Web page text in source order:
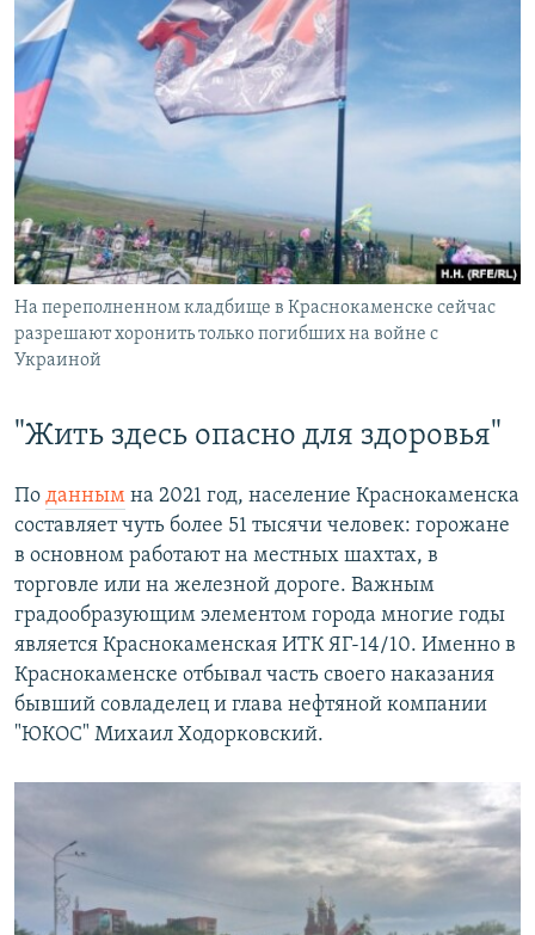
На переполненном кладбище в Краснокаменске сейчас
разрешают хоронить только погибших на войне с
Украиной
"Жить здесь опасно для здоровья"
По данным на 2021 год, население Краснокаменска
составляет чуть более 51 тысячи человек: горожане
в основном работают на местных шахтах, в
торговле или на железной дороге. Важным
градообразующим элементом города многие годы
является Краснокаменская ИТК ЯГ-14/10. Именно в
Краснокаменске отбывал часть своего наказания
бывший совладелец и глава нефтяной компании
"ЮКОС" Михаил Ходорковский.